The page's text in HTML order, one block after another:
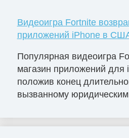
Видеоигра Fortnite
приложений iPhone в
Популярная видеоигра
магазин приложений
положив конец
вызванному юридическим